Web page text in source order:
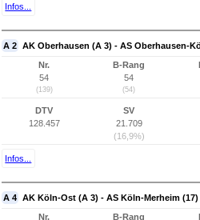
Infos...
A 2 AK Oberhausen (A 3) - AS Oberhausen-
Nr.
54
(139)
B-Rang
54
(54)
DTV
128.457
SV
21.709
(16,9%)
Infos...
A 4 AK Köln-Ost (A 3) - AS Köln-Merheim (17)
Nr.
B-Rang